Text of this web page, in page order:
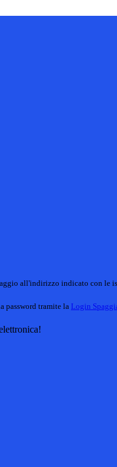
all'indirizzo indicato con le
password tramite la Login